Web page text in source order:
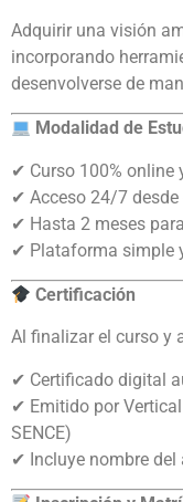
Adquirir una visión
incorporando
desenvolverse de
Modalidad de
✔ Curso 100% online
✔ Acceso 24/7
✔ Hasta 2 meses
✔ Plataforma simple
Certificación
Al finalizar el curso y
✔ Certificado digital
✔ Emitido por
SENCE)
✔ Incluye nombre